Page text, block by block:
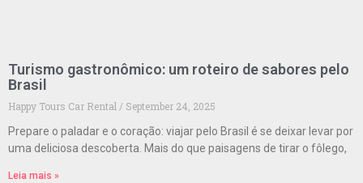
Turismo gastronômico: um roteiro de sabores pelo
Brasil
Happy Tours Car Rental
September 24, 2025
Prepare o paladar e o coração: viajar pelo Brasil é se deixar levar por
uma deliciosa descoberta. Mais do que paisagens de tirar o fôlego,
Leia mais »